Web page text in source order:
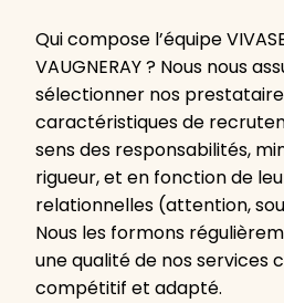
Qui compose l’équipe
VAUGNERAY ? Nous nous
sélectionner nos
caractéristiques de
sens des responsabilités,
rigueur, et en fonction de
relationnelles (attention,
Nous les formons
une qualité de nos services
compétitif et adapté.